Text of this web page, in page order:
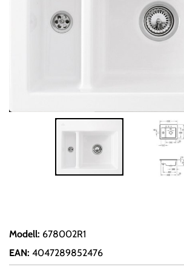
Modell: 678002R1
EAN: 4047289852476